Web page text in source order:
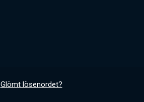
Glömt lösenordet?